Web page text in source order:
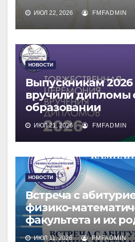
ИЮЛ 22, 2026 FMFADMIN
НОВОСТИ
Выпускникам 2026
вручили дипломы
образовании
ИЮЛ 21, 2026 FMFADMIN
НОВОСТИ
Встреча с
физико-
факультета и их
ИЮЛ 11, 2026 FMFADMIN